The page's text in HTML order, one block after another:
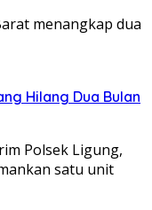
menangkap dua
Hilang Dua Bulan
Polsek Ligung,
satu unit